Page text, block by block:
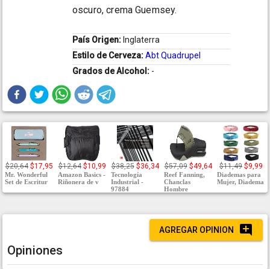
oscuro, crema Guemsey.
País Origen: Inglaterra
Estilo de Cerveza:Abt Quadrupel
Grados de Alcohol: -
$20,64 $17,95
Mr. Wonderful
Set de Escritur
$12,64 $10,99
Amazon Basics -
Riñonera de v
$38,25 $36,34
Tecnología
Industrial -
97884
$57,09 $49,64
Reef Fanning,
Chanclas
Hombre
$11,49 $9,99
Diademas para
Mujer, Diadema
AGREGAR OPINION
Opiniones